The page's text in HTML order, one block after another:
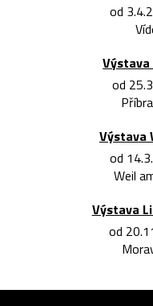
od
od
Výstava
od
Weil
Výstava
od